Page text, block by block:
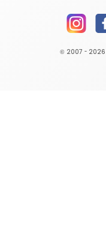
© 2007 - 2026